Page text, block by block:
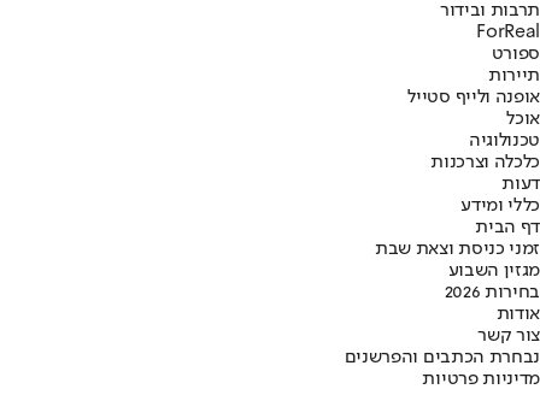
תרבות ובידור
ForReal
ספורט
תיירות
אופנה ולייף סטייל
אוכל
טכנולוגיה
כלכלה וצרכנות
דעות
כללי ומידע
דף הבית
זמני כניסת וצאת שבת
מגזין השבוע
בחירות 2026
אודות
צור קשר
נבחרת הכתבים והפרשנים
מדיניות פרטיות